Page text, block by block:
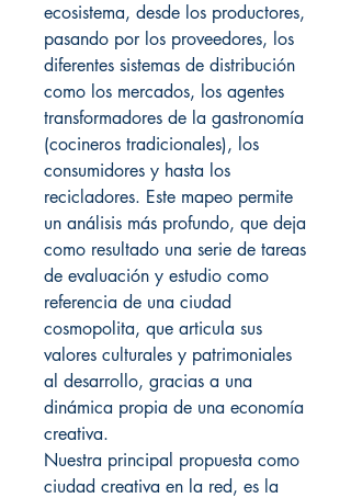
ecosistema, desde los productores,
pasando por los proveedores, los
diferentes sistemas de distribución
como los mercados, los agentes
transformadores de la gastronomía
(cocineros tradicionales), los
consumidores y hasta los
recicladores. Este mapeo permite
un análisis más profundo, que deja
como resultado una serie de tareas
de evaluación y estudio como
referencia de una ciudad
cosmopolita, que articula sus
valores culturales y patrimoniales
al desarrollo, gracias a una
dinámica propia de una economía
creativa.
Nuestra principal propuesta como
ciudad creativa en la red, es la